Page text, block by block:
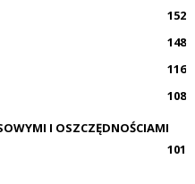
152
148
116
108
I OSZCZĘDNOŚCIAMI
101